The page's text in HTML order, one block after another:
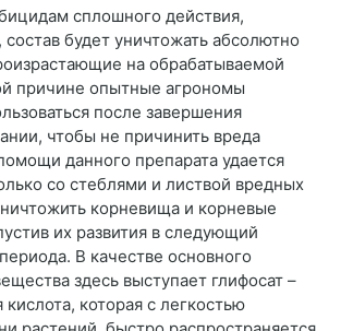
сплошного действия,
состав будет уничтожать абсолютно
на обрабатываемой
причине опытные агрономы
после завершения
чтобы не причинить вреда
данного препарата удается
со стеблями и листвой вредных
корневища и корневые
их развития в следующий
В качестве основного
здесь выступает глифосат –
кислота, которая с легкостью